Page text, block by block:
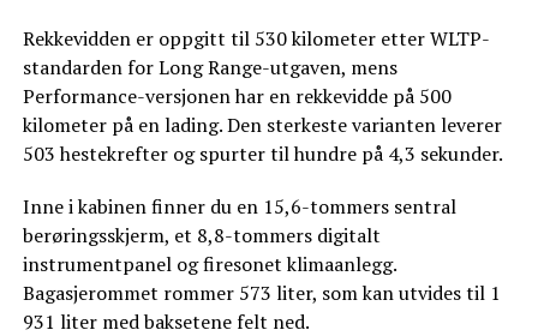
Rekkevidden er oppgitt til 530 kilometer etter WLTP-
standarden for Long Range-utgaven, mens
Performance-versjonen har en rekkevidde på 500
kilometer på en lading. Den sterkeste varianten leverer
503 hestekrefter og spurter til hundre på 4,3 sekunder.
Inne i kabinen finner du en 15,6-tommers sentral
berøringsskjerm, et 8,8-tommers digitalt
instrumentpanel og firesonet klimaanlegg.
Bagasjerommet rommer 573 liter, som kan utvides til 1
931 liter med baksetene felt ned.